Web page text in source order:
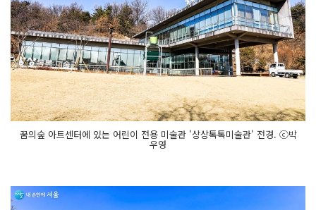
꿈의숲 아트센터에 있는 어린이 전용 미술관 '상상톡톡미술관' 전경. ⓒ박
우영